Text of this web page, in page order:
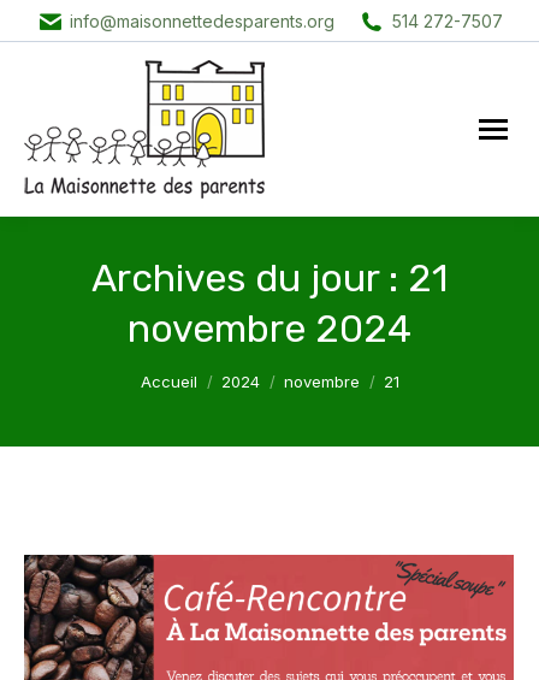
info@maisonnettedesparents.org 514 272-7507
Archives du jour : 21
novembre 2024
Vous êtes ici :
Accueil 2024 novembre 21